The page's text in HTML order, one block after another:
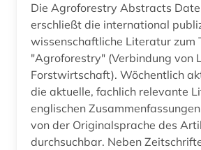
Die Agroforestry Abstracts
erschließt die international
wissenschaftliche Literatur zum
"Agroforestry" (Verbindung von
Forstwirtschaft). Wöchentlich
die aktuelle, fachlich relevante
englischen
von der Originalsprache des
durchsuchbar. Neben